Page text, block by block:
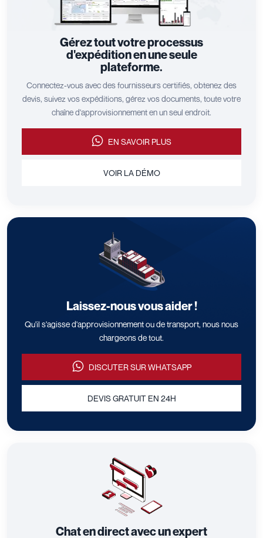
Gérez tout votre processus
d'expédition en une seule
plateforme.
Connectez-vous avec des fournisseurs certifiés, obtenez des
devis, suivez vos expéditions, gérez vos documents, toute votre
chaîne d'approvisionnement en un seul endroit.
EN SAVOIR PLUS
VOIR LA DÉMO
Laissez-nous vous aider !
Qu'il s'agisse d'approvisionnement ou de transport, nous nous
chargeons de tout.
DISCUTER SUR WHATSAPP
DEVIS GRATUIT EN 24H
Chat en direct avec un expert